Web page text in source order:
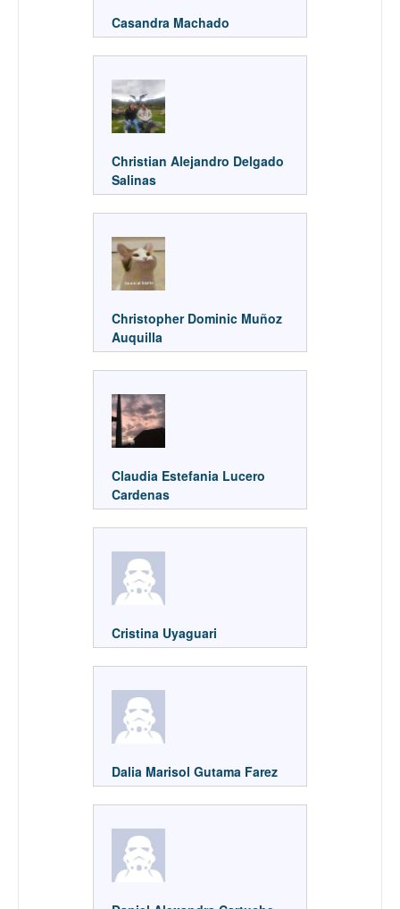
Casandra Machado
Christian Alejandro Delgado
Salinas
Christopher Dominic Muñoz
Auquilla
Claudia Estefania Lucero
Cardenas
Cristina Uyaguari
Dalia Marisol Gutama Farez